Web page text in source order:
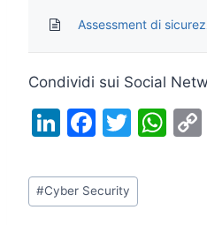
Assessment di
Condividi sui Social
Li
k
e
F
c
e
T
itt
er
W
Tag
articolo:
#Cyber Security